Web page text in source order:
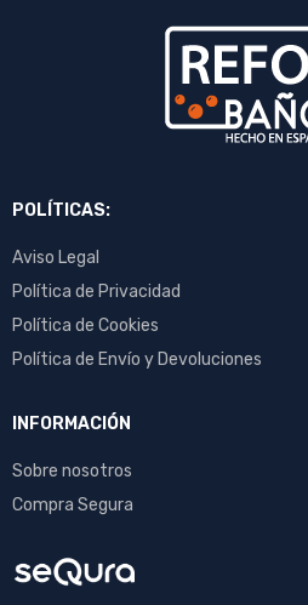
POLÍTICAS:
Aviso Legal
Política de Privacidad
Política de Cookies
Política de Envío y Devoluciones
INFORMACIÓN
Sobre nosotros
Compra Segura